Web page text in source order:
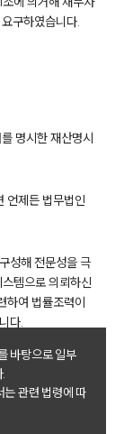
구하였습니다.
명시한 재산명시
언제든 법무법인
성해 전문성을 극
템으로 의뢰하신
하여 법률조력이
다.
바탕으로 일부
는 관련 법령에 따